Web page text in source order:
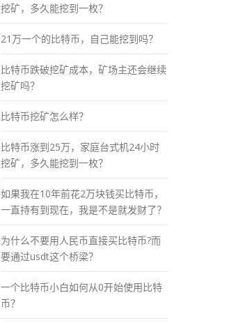
挖矿，多久能挖到一枚？
21万一个的比特币，自己能挖到吗？
比特币跌破挖矿成本，矿场主还会继续
挖矿吗？
比特币挖矿怎么样？
比特币涨到25万，家庭台式机24小时
挖矿，多久能挖到一枚？
如果我在10年前花2万块钱买比特币，
一直持有到现在，我是不是就发财了？
为什么不要用人民币直接买比特币?而
要通过usdt这个桥梁？
一个比特币小白如何从0开始使用比特
币？